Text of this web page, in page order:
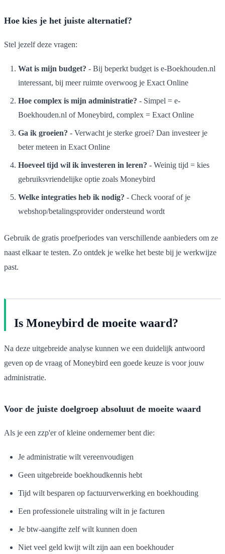
Hoe kies je het juiste alternatief?
Stel jezelf deze vragen:
Wat is mijn budget? - Bij beperkt budget is e-Boekhouden.nl
interessant, bij meer ruimte overwoog je Exact Online
Hoe complex is mijn administratie? - Simpel = e-
Boekhouden.nl of Moneybird, complex = Exact Online
Ga ik groeien? - Verwacht je sterke groei? Dan investeer je
beter meteen in Exact Online
Hoeveel tijd wil ik investeren in leren? - Weinig tijd = kies
gebruiksvriendelijke optie zoals Moneybird
Welke integraties heb ik nodig? - Check vooraf of je
webshop/betalingsprovider ondersteund wordt
Gebruik de gratis proefperiodes van verschillende aanbieders om ze
naast elkaar te testen. Zo ontdek je welke het beste bij je werkwijze
past.
Is Moneybird de moeite waard?
Na deze uitgebreide analyse kunnen we een duidelijk antwoord
geven op de vraag of Moneybird een goede keuze is voor jouw
administratie.
Voor de juiste doelgroep absoluut de moeite waard
Als je een zzp'er of kleine ondernemer bent die:
Je administratie wilt vereenvoudigen
Geen uitgebreide boekhoudkennis hebt
Tijd wilt besparen op factuurverwerking en boekhouding
Een professionele uitstraling wilt in je facturen
Je btw-aangifte zelf wilt kunnen doen
Niet veel geld kwijt wilt zijn aan een boekhouder